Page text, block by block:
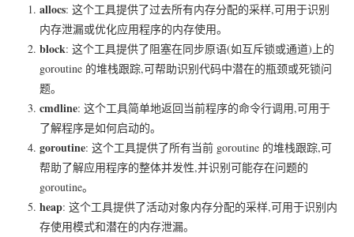
allocs: 这个工具提供了过去所有内存分配的采样,可用于识别
内存泄漏或优化应用程序的内存使用。
block: 这个工具提供了阻塞在同步原语(如互斥锁或通道)上的
goroutine 的堆栈跟踪,可帮助识别代码中潜在的瓶颈或死锁问
题。
cmdline: 这个工具简单地返回当前程序的命令行调用,可用于
了解程序是如何启动的。
goroutine: 这个工具提供了所有当前 goroutine 的堆栈跟踪,可
帮助了解应用程序的整体并发性,并识别可能存在问题的
goroutine。
heap: 这个工具提供了活动对象内存分配的采样,可用于识别内
存使用模式和潜在的内存泄漏。